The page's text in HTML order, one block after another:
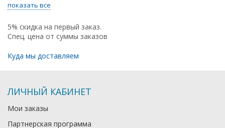
показать все
5% скидка на первый заказ.
Спец. цена от суммы заказов
Куда мы доставляем
ЛИЧНЫЙ КАБИНЕТ
Мои заказы
Партнерская программа